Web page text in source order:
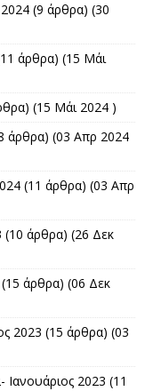
(9 άρθρα) (30
άρθρα) (15 Μάι
(15 Μάι 2024 )
άρθρα) (03 Απρ 2024
(11 άρθρα) (03 Απρ
(10 άρθρα) (26 Δεκ
(15 άρθρα) (06 Δεκ
2023 (15 άρθρα) (03
Ιανουάριος 2023 (11